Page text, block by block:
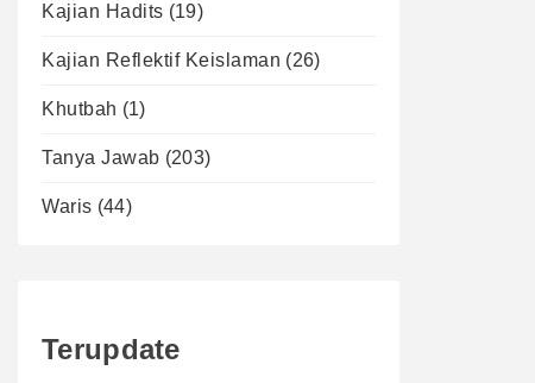
Kajian Hadits (19)
Kajian Reflektif Keislaman (26)
Khutbah (1)
Tanya Jawab (203)
Waris (44)
Terupdate